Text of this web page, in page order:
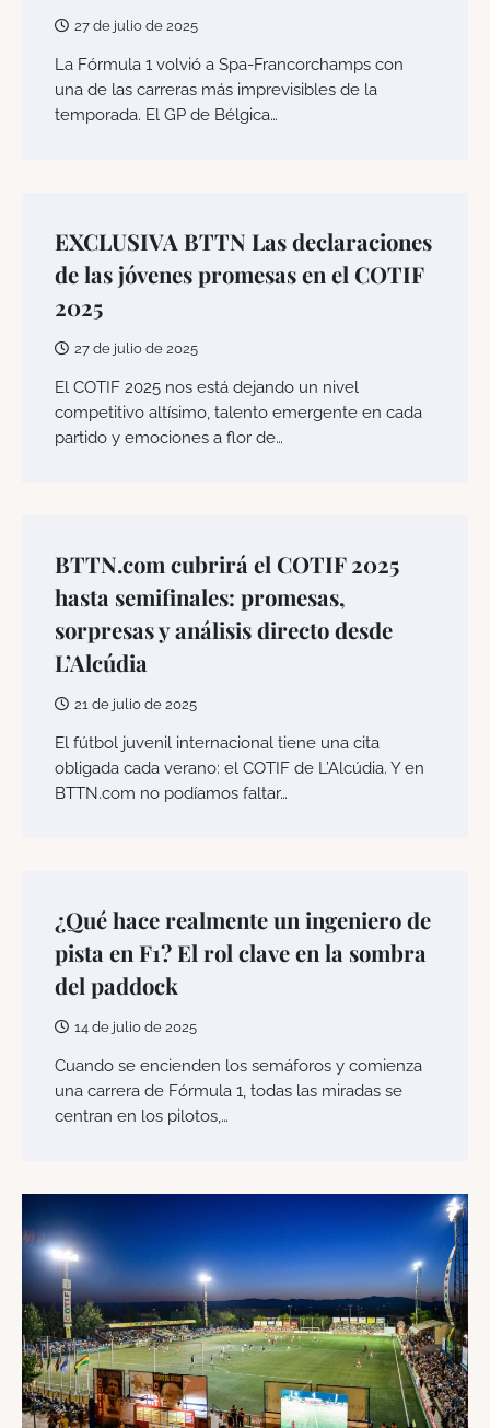
27 de julio de 2025
La Fórmula 1 volvió a Spa-Francorchamps con
una de las carreras más imprevisibles de la
temporada. El GP de Bélgica…
EXCLUSIVA BTTN Las declaraciones
de las jóvenes promesas en el COTIF
2025
27 de julio de 2025
El COTIF 2025 nos está dejando un nivel
competitivo altísimo, talento emergente en cada
partido y emociones a flor de…
BTTN.com cubrirá el COTIF 2025
hasta semifinales: promesas,
sorpresas y análisis directo desde
L’Alcúdia
21 de julio de 2025
El fútbol juvenil internacional tiene una cita
obligada cada verano: el COTIF de L’Alcúdia. Y en
BTTN.com no podíamos faltar…
¿Qué hace realmente un ingeniero de
pista en F1? El rol clave en la sombra
del paddock
14 de julio de 2025
Cuando se encienden los semáforos y comienza
una carrera de Fórmula 1, todas las miradas se
centran en los pilotos,…